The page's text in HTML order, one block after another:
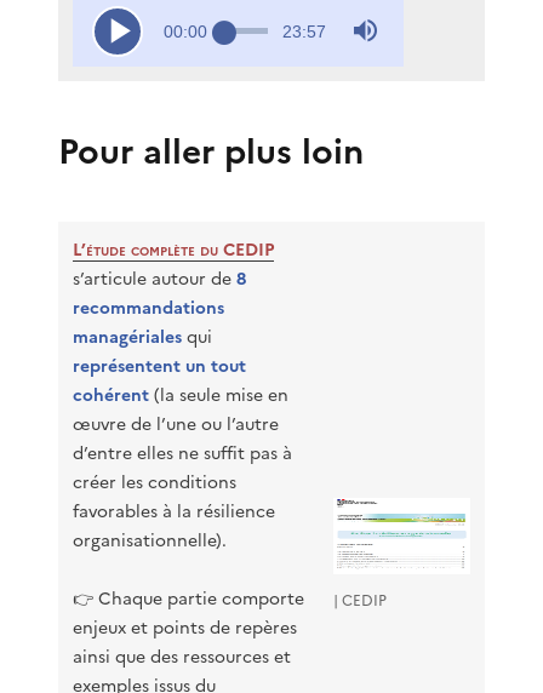
Lecture Temps
00:00 Chargé :
Progression:
Durée
23:57
l'adresse
du
Pour aller plus loin
L’étude complète du CEDIP
s’articule autour de8
recommandations
managérialesqui
représentent un tout
cohérent(la seule mise en
œuvre de l’une ou l’autre
d’entre elles ne suffit pas à
créer les conditions
favorables à la résilience
organisationnelle).
👉 Chaque partie comporte
enjeux et points de repères
ainsi que des ressources et
exemples issus du
| CEDIP